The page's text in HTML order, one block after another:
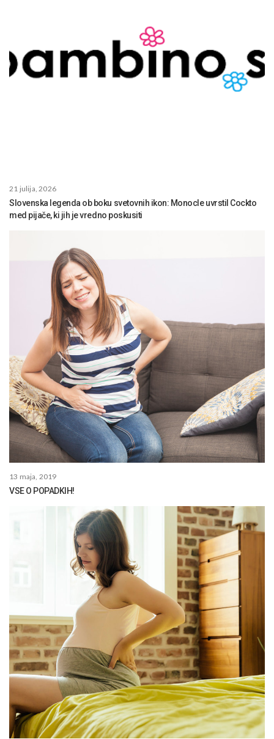
21 julija, 2026
Slovenska legenda ob boku svetovnih ikon: Monocle uvrstil Cockto
med pijače, ki jih je vredno poskusiti
13 maja, 2019
VSE O POPADKIH!